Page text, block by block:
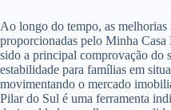
Ao longo do tempo, as melhorias
proporcionadas pelo Minha
sido a principal comprovação do
estabilidade para famílias em
movimentando o mercado
Pilar do Sul é uma ferramenta